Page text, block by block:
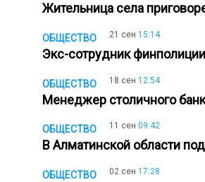
Жительница села
ОБЩЕСТВО 21 сен 15:14
Экс-сотрудник
ОБЩЕСТВО 18 сен 12:54
Менеджер столичного
ОБЩЕСТВО 11 сен 09:42
В Алматинской области
ОБЩЕСТВО 02 сен 17:28